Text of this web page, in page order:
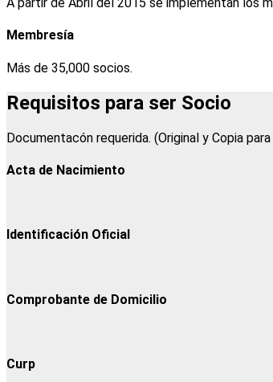
Membresía
Más de 35,000 socios.
Requisitos para ser Socio
Documentacón requerida. (Original y Copia
Acta de Nacimiento
Identificación Oficial
Comprobante de Domicilio
Curp